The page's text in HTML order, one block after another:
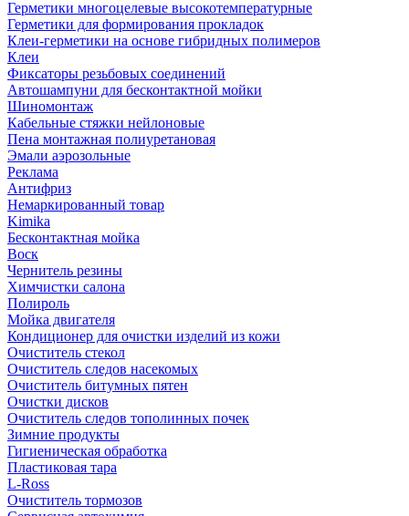
Герметики многоцелевые высокотемпературные
Герметики для формирования прокладок
Клеи-герметики на основе гибридных полимеров
Клеи
Фиксаторы резьбовых соединений
Автошампуни для бесконтактной мойки
Шиномонтаж
Кабельные стяжки нейлоновые
Пена монтажная полиуретановая
Эмали аэрозольные
Реклама
Антифриз
Немаркированный товар
Kimika
Бесконтактная мойка
Воск
Чернитель резины
Химчистки салона
Полироль
Мойка двигателя
Кондиционер для очистки изделий из кожи
Очиститель стекол
Очиститель следов насекомых
Очиститель битумных пятен
Очистки дисков
Очиститель следов тополинных почек
Зимние продукты
Гигиеническая обработка
Пластиковая тара
L-Ross
Очиститель тормозов